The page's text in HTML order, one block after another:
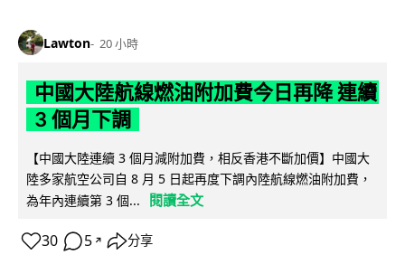
Lawton 20 小時
中國大陸航線燃油附加費今日再降 連續
3 個月下調
【中國大陸連續 3 個月減附加費，相反香港不斷加價】中國大
陸多家航空公司自 8 月 5 日起再度下調內陸航線燃油附加費，
為年內連續第 3 個...
閱讀全文
30 5 ↗ 分享